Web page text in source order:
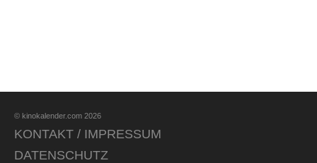
© kinokalender.com 2026
KONTAKT / IMPRESSUM
DATENSCHUTZ